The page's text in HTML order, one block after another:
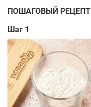
ПОШАГОВЫЙ РЕЦЕПТ
Шаг 1